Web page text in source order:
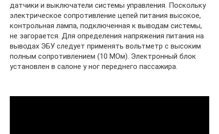
датчики и выключатели системы управления. Поскольку
электрическое сопротивление цепей питания высокое,
контрольная лампа, подключенная к выводам системы,
не загорается. Для определения напряжения питания на
выводах ЭБУ следует применять вольтметр с высоким
полным сопротивлением (10 МОм). Электронный блок
установлен в салоне у ног переднего пассажира.